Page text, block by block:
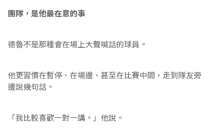
團隊，是他最在意的事
德魯不是那種會在場上大聲喊話的球員。
他更習慣在暫停、在場邊、甚至在比賽中間，走到隊友旁
邊說幾句話。
「我比較喜歡一對一講。」他說。